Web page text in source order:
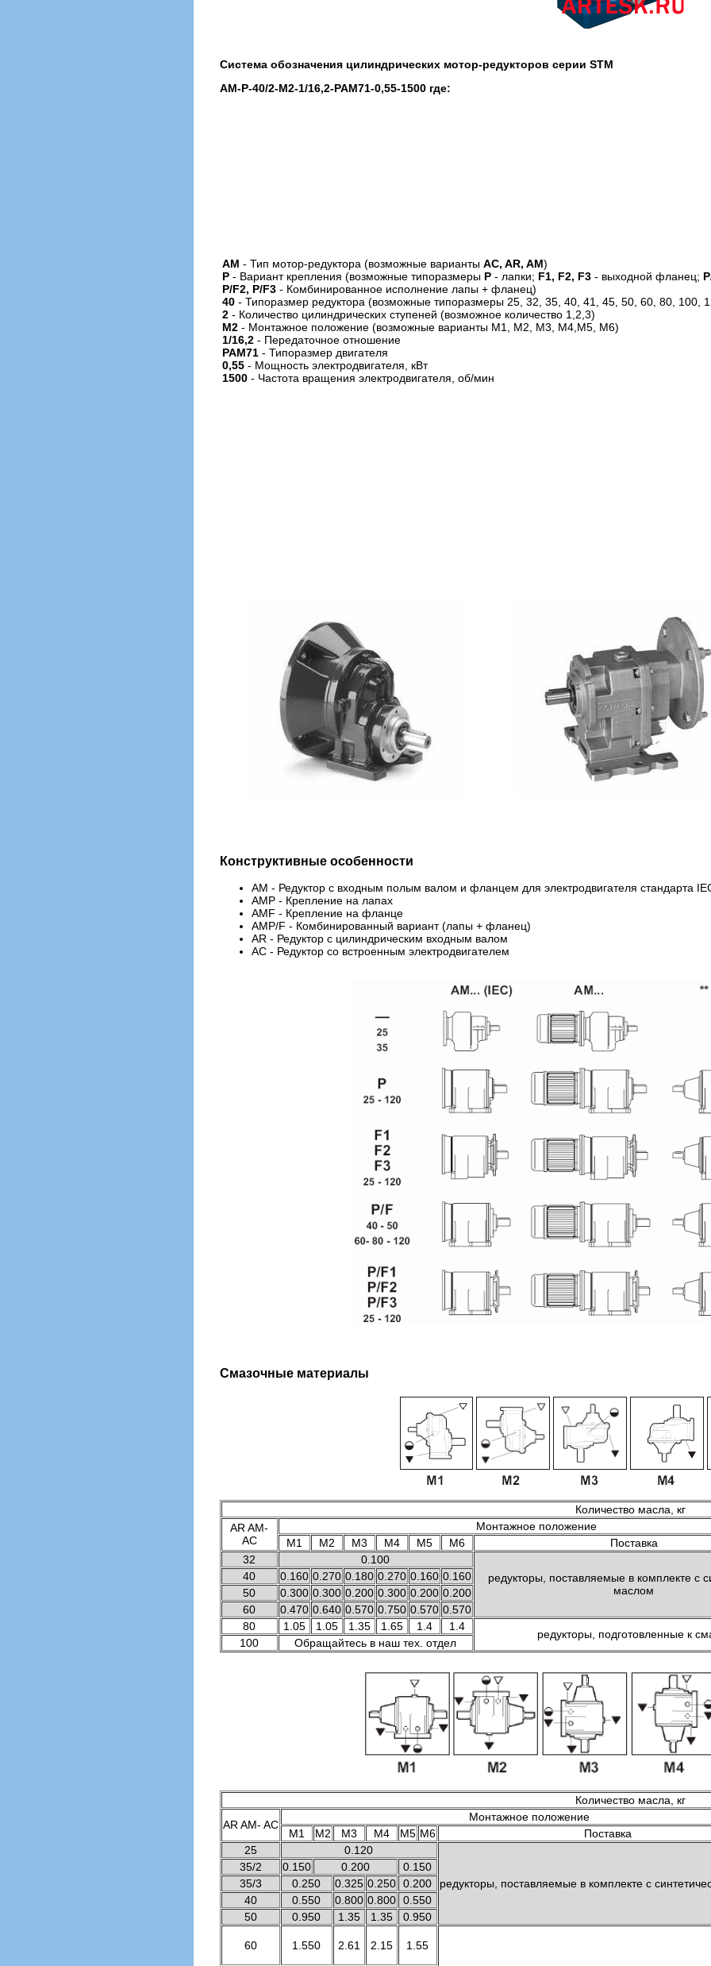
Система обозначения цилиндрических мотор-редукторов серии STM
AM-P-40/2-M2-1/16,2-PAM71-0,55-1500 где:
АМ - Тип мотор-редуктора (возможные варианты AC, AR, AM)
P- Вариант крепления (возможные типоразмеры P- лапки; F1, F2, F3- выходной фланец;
P/F2, P/F3- Комбинированное исполнение лапы + фланец)
40- Типоразмер редуктора (возможные типоразмеры 25, 32, 35, 40, 41, 45, 50, 60, 80, 100,
2 - Количество цилиндрических ступеней (возможное количество 1,2,3)
M2 - Монтажное положение (возможные варианты M1, M2, M3, M4,M5, M6)
1/16,2 - Передаточное отношение
PAM71- Типоразмер двигателя
0,55 - Мощность электродвигателя, кВт
1500 - Частота вращения электродвигателя, об/мин
Конструктивные особенности
AM - Редуктор с входным полым валом и фланцем для электродвигателя стандарта
AMP - Крепление на лапах
AMF - Крепление на фланце
AMP/F - Комбинированный вариант (лапы + фланец)
AR - Редуктор с цилиндрическим входным валом
AC - Редуктор со встроенным электродвигателем
Смазочные материалы
Количество масла, кг
AR AM-
AC
Монтажное положение
M1
M2 M3 M4 M5 M6
Поставка
32
0.100
редукторы, поставляемые в комплекте с
маслом
40 0.160 0.270 0.180 0.270 0.160 0.160
50
0.300 0.300 0.200 0.300 0.200 0.200
60
0.470 0.640 0.570 0.750 0.570 0.570
80
1.05 1.05 1.35 1.65 1.4 1.4
редукторы, подготовленные к
100 Обращайтесь в наш тех. отдел
Количество масла, кг
AR AM- AC
Монтажное положение
M1
M2 M3 M4 M5 M6
Поставка
25
0.120
редукторы, поставляемые в комплекте с
35/2 0.150 0.200
0.150
35/3
0.250 0.325 0.250 0.200
40
0.550 0.800 0.800 0.550
50
0.950 1.35 1.35 0.950
60 1.550 2.61 2.15 1.55